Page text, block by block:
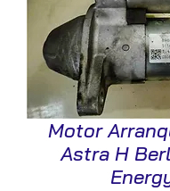
Motor
Astra H